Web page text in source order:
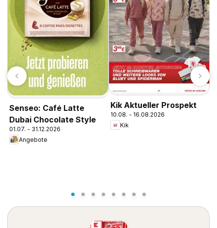
Senseo: Café Latte
Dubai Chocolate Style
01.07. - 31.12.2026
Angebote
Kik Aktueller Prospekt
10.08. - 16.08.2026
Kik